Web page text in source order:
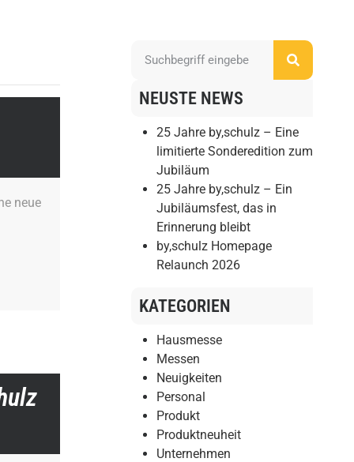
neue
NEUSTE NEWS
25 Jahre by,schulz – Eine
limitierte Sonderedition zum
Jubiläum
25 Jahre by,schulz – Ein
Jubiläumsfest, das in
Erinnerung bleibt
by,schulz Homepage
Relaunch 2026
KATEGORIEN
Hausmesse
Messen
Neuigkeiten
Personal
Produkt
Produktneuheit
Unternehmen